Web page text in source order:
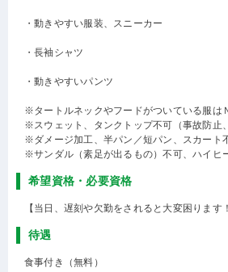
・動きやすい服装、スニーカー
・長袖シャツ
・動きやすいパンツ
※タートルネックやフードがついている服は
※スウェット、タンクトップ不可（事故防止
※ダメージ加工、半パン／短パン、スカート
※サンダル（素足が出るもの）不可、ハイヒ
希望資格・必要資格
【当日、遅刻や欠勤をされると大変困りま
待遇
食事付き（無料）